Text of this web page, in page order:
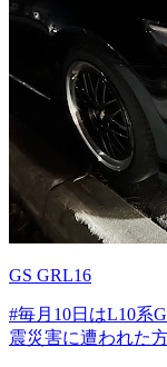
GS GRL16
#毎月10日はL10系
震災害に遭われた